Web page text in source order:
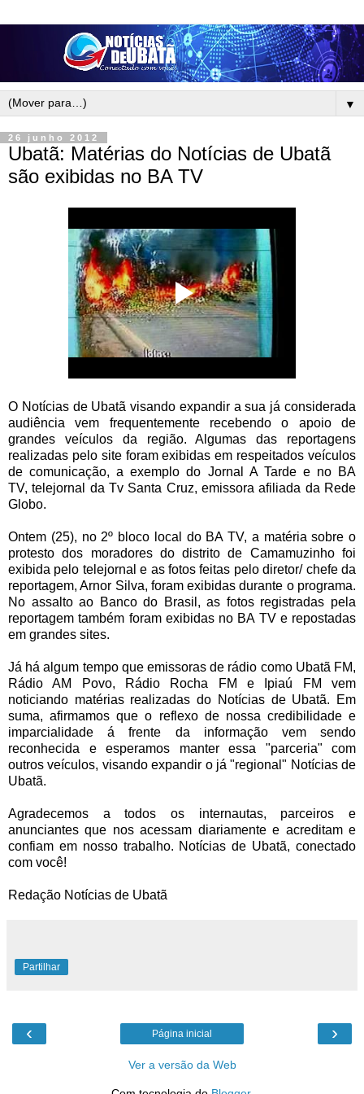
▼
26 junho 2012
Ubatã: Matérias do Notícias de Ubatã
são exibidas no BA TV
O Notícias de Ubatã visando expandir a sua já considerada
audiência vem frequentemente recebendo o apoio de
grandes veículos da região. Algumas das reportagens
realizadas pelo site foram exibidas em respeitados veículos
de comunicação, a exemplo do Jornal A Tarde e no BA
TV, telejornal da Tv Santa Cruz, emissora afiliada da Rede
Globo.
Ontem (25), no 2º bloco local do BA TV, a matéria sobre o
protesto dos moradores do distrito de Camamuzinho foi
exibida pelo telejornal e as fotos feitas pelo diretor/ chefe da
reportagem, Arnor Silva, foram exibidas durante o programa.
No assalto ao Banco do Brasil, as fotos registradas pela
reportagem também foram exibidas no BA TV e repostadas
em grandes sites.
Já há algum tempo que emissoras de rádio como Ubatã FM,
Rádio AM Povo, Rádio Rocha FM e Ipiaú FM vem
noticiando matérias realizadas do Notícias de Ubatã. Em
suma, afirmamos que o reflexo de nossa credibilidade e
imparcialidade á frente da informação vem sendo
reconhecida e esperamos manter essa "parceria" com
outros veículos, visando expandir o já "regional" Notícias de
Ubatã.
Agradecemos a todos os internautas, parceiros e
anunciantes que nos acessam diariamente e acreditam e
confiam em nosso trabalho. Notícias de Ubatã, conectado
com você!
Redação Notícias de Ubatã
Partilhar
‹ ›
Página inicial
Ver a versão da Web